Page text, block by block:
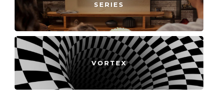
SERIES
VORTEX